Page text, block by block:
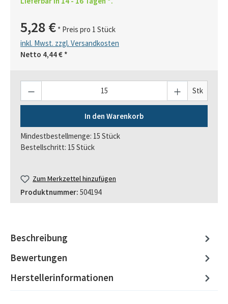
5,28 € * Preis pro 1 Stück
inkl. Mwst. zzgl. Versandkosten
Netto 4,44 € *
Stk
In den Warenkorb
Mindestbestellmenge: 15 Stück
Bestellschritt: 15 Stück
Zum Merkzettel hinzufügen
Produktnummer: 504194
Beschreibung
Bewertungen
Herstellerinformationen